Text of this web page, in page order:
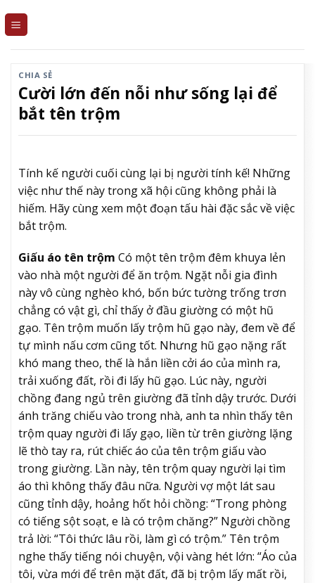
CHIA SẺ
Cười lớn đến nỗi như sống lại để
bắt tên trộm
Tính kế người cuối cùng lại bị người tính kế! Những
việc như thế này trong xã hội cũng không phải là
hiếm. Hãy cùng xem một đoạn tấu hài đặc sắc về việc
bắt trộm.
Giấu áo tên trộm Có một tên trộm đêm khuya lẻn
vào nhà một người để ăn trộm. Ngặt nỗi gia đình
này vô cùng nghèo khó, bốn bức tường trống trơn
chẳng có vật gì, chỉ thấy ở đầu giường có một hũ
gạo. Tên trộm muốn lấy trộm hũ gạo này, đem về để
tự mình nấu cơm cũng tốt. Nhưng hũ gạo nặng rất
khó mang theo, thế là hắn liền cởi áo của mình ra,
trải xuống đất, rồi đi lấy hũ gạo. Lúc này, người
chồng đang ngủ trên giường đã tỉnh dậy trước. Dưới
ánh trăng chiếu vào trong nhà, anh ta nhìn thấy tên
trộm quay người đi lấy gạo, liền từ trên giường lặng
lẽ thò tay ra, rút chiếc áo của tên trộm giấu vào
trong giường. Lần này, tên trộm quay người lại tìm
áo thì không thấy đâu nữa. Người vợ một lát sau
cũng tỉnh dậy, hoảng hốt hỏi chồng: “Trong phòng
có tiếng sột soạt, e là có trộm chăng?” Người chồng
trả lời: “Tôi thức lâu rồi, làm gì có trộm.” Tên trộm
nghe thấy tiếng nói chuyện, vội vàng hét lớn: “Áo của
tôi, vừa mới để trên mặt đất, đã bị trộm lấy mất rồi,